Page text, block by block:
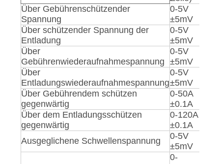
Über Gebührenschützender
Spannung
0-5V
±5mV
Über schützender Spannung der
Entladung
0-5V
±5mV
Über
Gebührenwiederaufnahmespannung
0-5V
±5mV
Über
Entladungswiederaufnahmespannung
0-5V
±5mV
Über Gebührendem schützen
gegenwärtig
0-50A
±0.1A
Über dem Entladungsschützen
gegenwärtig
0-120A
±0.1A
Ausgeglichene Schwellenspannung
0-5V
±5mV
0-